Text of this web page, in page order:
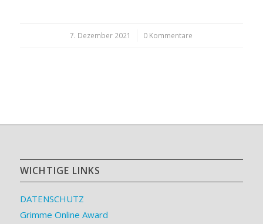
7. Dezember 2021
/ 0 Kommentare
WICHTIGE LINKS
DATENSCHUTZ
Grimme Online Award